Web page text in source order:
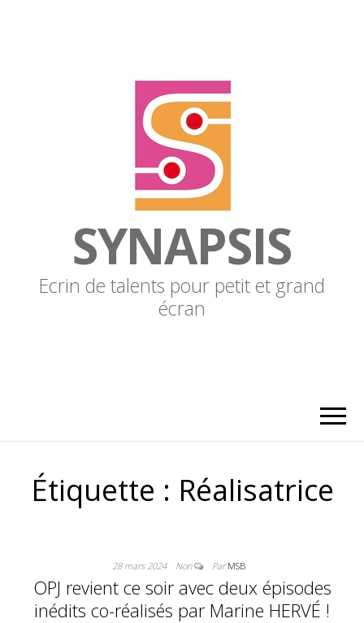
SYNAPSIS
Ecrin de talents pour petit et grand
écran
Étiquette : Réalisatrice
28 mars 2024 Non ParMSB
OPJ revient ce soir avec deux épisodes
inédits co-réalisés par Marine HERVÉ !